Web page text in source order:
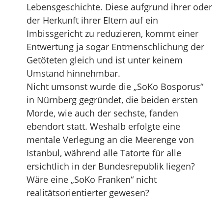
Lebensgeschichte. Diese aufgrund ihrer oder
der Herkunft ihrer Eltern auf ein
Imbissgericht zu reduzieren, kommt einer
Entwertung ja sogar Entmenschlichung der
Getöteten gleich und ist unter keinem
Umstand hinnehmbar.
Nicht umsonst wurde die „SoKo Bosporus“
in Nürnberg gegründet, die beiden ersten
Morde, wie auch der sechste, fanden
ebendort statt. Weshalb erfolgte eine
mentale Verlegung an die Meerenge von
Istanbul, während alle Tatorte für alle
ersichtlich in der Bundesrepublik liegen?
Wäre eine „SoKo Franken“ nicht
realitätsorientierter gewesen?